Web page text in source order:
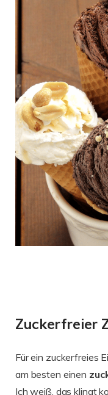
Zuckerfreier
Für ein zuckerfreies
am besten einen
Ich weiß, das klingt